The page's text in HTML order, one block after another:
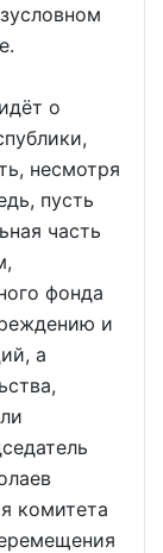
о
несмотря
пусть
часть
фонда
и
а
комитета